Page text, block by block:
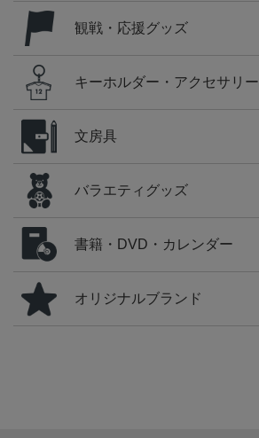
観戦・応援グッズ
キーホルダー・アクセサリー
文房具
バラエティグッズ
書籍・DVD・カレンダー
オリジナルブランド